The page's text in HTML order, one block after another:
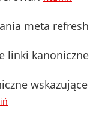
meta refresh
linki kanoniczne